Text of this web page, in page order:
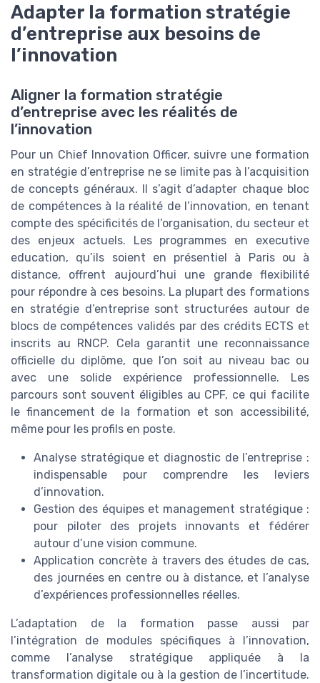
Adapter la formation stratégie
d’entreprise aux besoins de
l’innovation
Aligner la formation stratégie
d’entreprise avec les réalités de
l’innovation
Pour un Chief Innovation Officer, suivre une formation
en stratégie d’entreprise ne se limite pas à l’acquisition
de concepts généraux. Il s’agit d’adapter chaque bloc
de compétences à la réalité de l’innovation, en tenant
compte des spécificités de l’organisation, du secteur et
des enjeux actuels. Les programmes en executive
education, qu’ils soient en présentiel à Paris ou à
distance, offrent aujourd’hui une grande flexibilité
pour répondre à ces besoins. La plupart des formations
en stratégie d’entreprise sont structurées autour de
blocs de compétences validés par des crédits ECTS et
inscrits au RNCP. Cela garantit une reconnaissance
officielle du diplôme, que l’on soit au niveau bac ou
avec une solide expérience professionnelle. Les
parcours sont souvent éligibles au CPF, ce qui facilite
le financement de la formation et son accessibilité,
même pour les profils en poste.
Analyse stratégique et diagnostic de l’entreprise :
indispensable pour comprendre les leviers
d’innovation.
Gestion des équipes et management stratégique :
pour piloter des projets innovants et fédérer
autour d’une vision commune.
Application concrète à travers des études de cas,
des journées en centre ou à distance, et l’analyse
d’expériences professionnelles réelles.
L’adaptation de la formation passe aussi par
l’intégration de modules spécifiques à l’innovation,
comme l’analyse stratégique appliquée à la
transformation digitale ou à la gestion de l’incertitude.